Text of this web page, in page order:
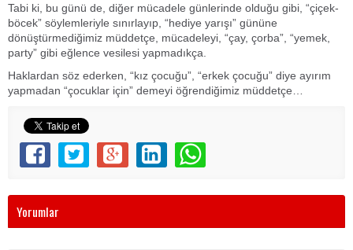
Tabi ki, bu günü de, diğer mücadele günlerinde olduğu gibi, “çiçek-
böcek” söylemleriyle sınırlayıp, “hediye yarışı” gününe
dönüştürmediğimiz müddetçe, mücadeleyi, “çay, çorba”, “yemek,
party” gibi eğlence vesilesi yapmadıkça.
Haklardan söz ederken, “kız çocuğu”, “erkek çocuğu” diye ayırım
yapmadan “çocuklar için” demeyi öğrendiğimiz müddetçe…
Yorumlar